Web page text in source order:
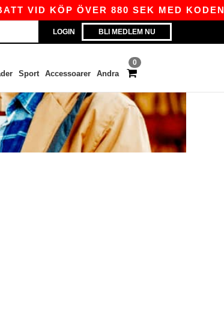
VID KÖP ÖVER 880 SEK MED KODEN
LOGIN BLI MEDLEM NU
0
Sport Accessoarer Andra